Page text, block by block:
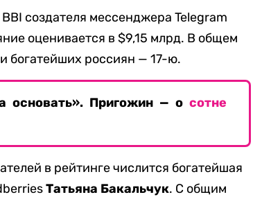
создателя мессенджера Telegram
оценивается в $9,15 млрд. В общем
богатейших россиян — 17-ю.
основать». Пригожин — осотне
в рейтинге числится богатейшая
Татьяна Бакальчук. С общим